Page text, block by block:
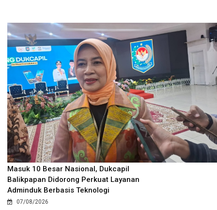
Masuk 10 Besar Nasional, Dukcapil
Balikpapan Didorong Perkuat Layanan
Adminduk Berbasis Teknologi
07/08/2026